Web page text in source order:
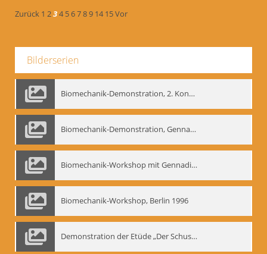
Zurück 1 234 56789 14 15Vor
Bilderserien
Biomechanik-Demonstration, 2. Kongress der EMF, Mai 1995
Biomechanik-Demonstration, Gennadij Bogdanow im Berliner Ensemble, 04.10.1991
Biomechanik-Workshop mit Gennadij Nikolajewitsch Bogdanow im Mime Centrum Berlin, 1991
Biomechanik-Workshop, Berlin 1996
Demonstration der Etüde „Der Schuss mit dem Bogen“ durch Gennadij Nikolajewitsch Bogdanow, Berlin 1991